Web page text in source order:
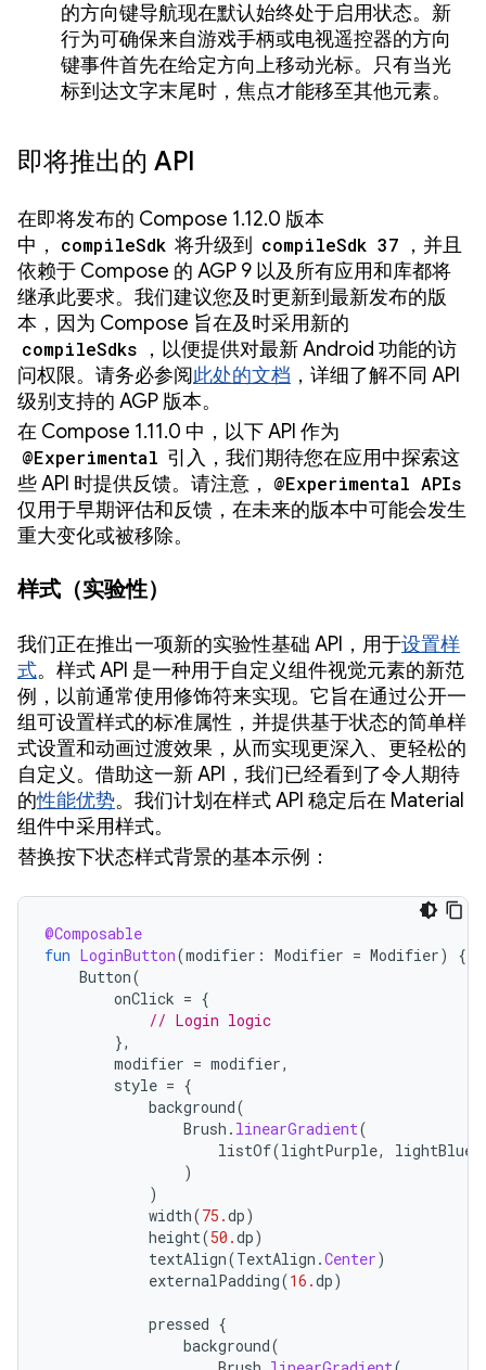
的方向键导航现在默认始终处于启用状态。新
行为可确保来自游戏手柄或电视遥控器的方向
键事件首先在给定方向上移动光标。只有当光
标到达文字末尾时，焦点才能移至其他元素。
即将推出的 API
在即将发布的 Compose 1.12.0 版本
中， compileSdk 将升级到 compileSdk 37
，并且
依赖于 Compose 的 AGP 9 以及所有应用和库都将
继承此要求。我们建议您及时更新到最新发布的版
本，因为 Compose 旨在及时采用新的
compileSdks
，以便提供对最新 Android 功能的访
问权限。请务必参阅此处的文档 ，详细了解不同 API
级别支持的 AGP 版本。
在 Compose 1.11.0 中，以下 API 作为
@Experimental 引入，我们期待您在应用中探索这
些 API 时提供反馈。请注意， @Experimental APIs
仅用于早期评估和反馈，在未来的版本中可能会发生
重大变化或被移除。
样式（实验性）
我们正在推出一项新的实验性基础 API，用于设置样
式。样式 API 是一种用于自定义组件视觉元素的新范
例，以前通常使用修饰符来实现。它旨在通过公开一
组可设置样式的标准属性，并提供基于状态的简单样
式设置和动画过渡效果，从而实现更深入、更轻松的
自定义。借助这一新 API，我们已经看到了令人期待
的性能优势。我们计划在样式 API 稳定后在 Material
组件中采用样式。
替换按下状态样式背景的基本示例：
@Composable
fun LoginButton(modifier : Modifier = Modifier)
{
Button(
onClick = {
// Login logic
},
modifier = modifier,
style = {
background(
Brush . linearGradient(
listOf(lightPurple, lightBlue
)
)
width(75.dp)
height(50.dp)
textAlign(TextAlign .Center)
externalPadding(16.dp)
pressed {
background(